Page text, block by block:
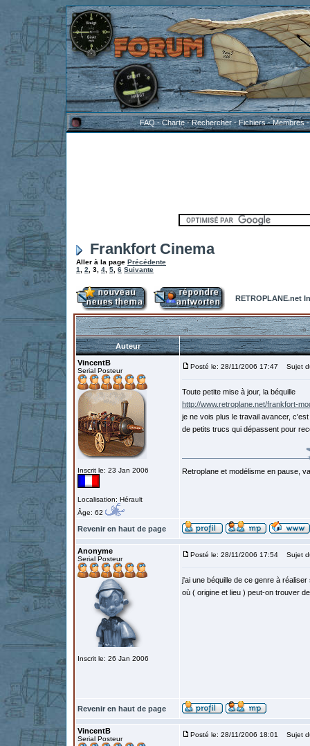
FAQ-Charte-Rechercher-Fichiers-Membres
Frankfort Cinema
Aller à la page Précédente
1
2 3 4 5 6 Suivante
RETROPLANE.net
Auteur
VincentB
Serial Posteur
Inscrit le: 23 Jan 2006
Localisation: Hérault
Âge: 62
Posté le: 28/11/2006 17:47 Sujet
Toute petite mise à jour, la béquille
http://www.retroplane.net/frankfort-
je ne vois plus le travail avancer,
de petits trucs qui dépassent pour
Retroplane et modélisme en pause,
Revenir en haut de page
Anonyme
Serial Posteur
Inscrit le: 26 Jan 2006
Posté le: 28/11/2006 17:54 Sujet
j'ai une béquille de ce genre à
où ( origine et lieu ) peut-on trouver
Revenir en haut de page
VincentB
Serial Posteur
Posté le: 28/11/2006 18:01 Sujet